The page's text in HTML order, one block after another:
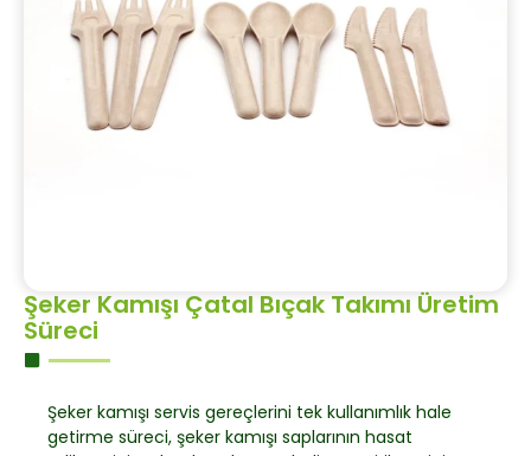
Şeker Kamışı Çatal Bıçak Takımı Üretim
Süreci
Şeker kamışı servis gereçlerini tek kullanımlık hale
getirme süreci, şeker kamışı saplarının hasat